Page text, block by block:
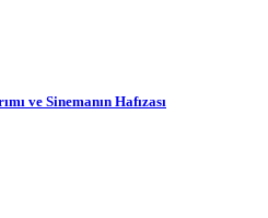
ve Sinemanın Hafızası